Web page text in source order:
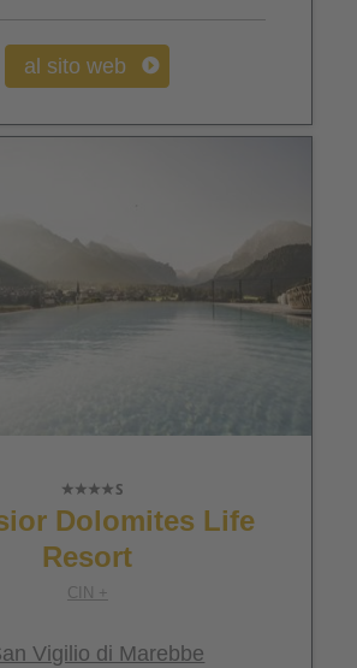
al sito web
Dolomites Life
Resort
CIN +
Vigilio di Marebbe